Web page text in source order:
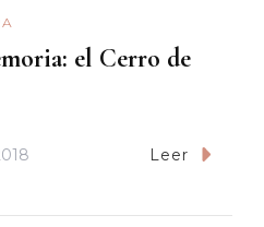
el Cerro de
Leer